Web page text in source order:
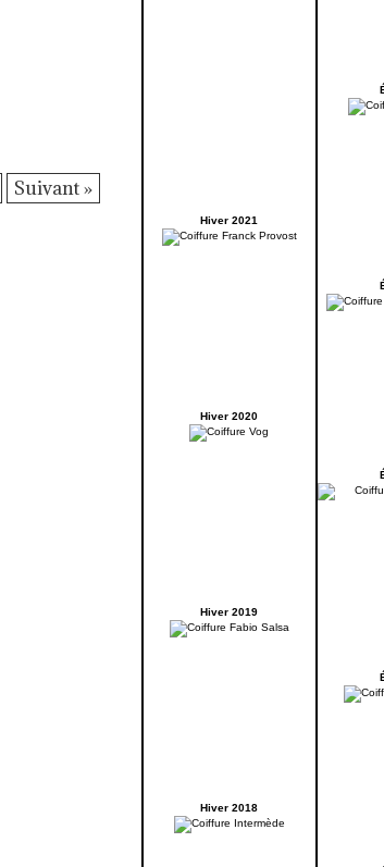
Suivant »
Hiver 2021
Hiver 2020
Hiver 2019
Hiver 2018